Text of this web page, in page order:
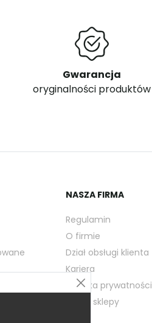
Gwarancja
oryginalności produktów
NASZA FIRMA
Regulamin
O firmie
Dział obsługi klienta
Kariera
Polityka prywatności
Nasze sklepy